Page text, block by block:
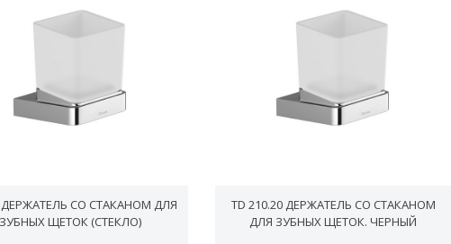
ДЕРЖАТЕЛЬ СО СТАКАНОМ ДЛЯ
ЗУБНЫХ ЩЕТОК (СТЕКЛО)
TD 210.20 ДЕРЖАТЕЛЬ СО СТАКАНОМ
ДЛЯ ЗУБНЫХ ЩЕТОК. ЧЕРНЫЙ